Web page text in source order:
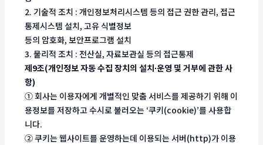
2. 기술적 조치 : 개인정보처리시스템 등의 접근 권한 관리, 접근
통제시스템 설치, 고유 식별정보
등의 암호화, 보안프로그램 설치
3. 물리적 조치 : 전산실, 자료보관실 등의 접근통제
제9조(개인정보 자동 수집 장치의 설치∙운영 및 거부에 관한 사
항)
① 회사는 이용자에게 개별적인 맞춤 서비스를 제공하기 위해 이
용정보를 저장하고 수시로 불러오는 ‘쿠키(cookie)’를 사용합
니다.
② 쿠키는 웹사이트를 운영하는데 이용되는 서버(http)가 이용